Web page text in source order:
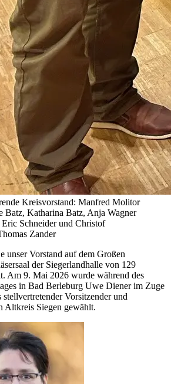
Kreisvorstand: Manfred Molitor
Batz, Katharina Batz, Anja Wagner
Schneider und Christof
Zander
unser Vorstand auf dem Großen
der Siegerlandhalle von 129
Am 9. Mai 2026 wurde während des
in Bad Berleburg Uwe Diener im Zuge
Vorsitzender und
Altkreis Siegen gewählt.